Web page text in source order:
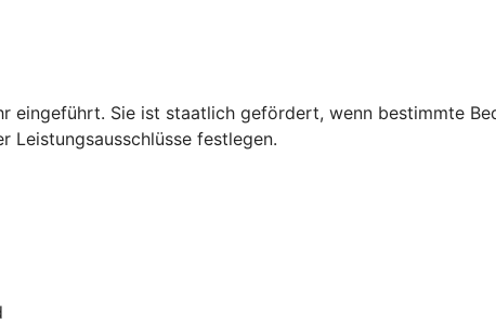
eingeführt. Sie ist staatlich gefördert, wenn bestimmte
Leistungsausschlüsse festlegen.